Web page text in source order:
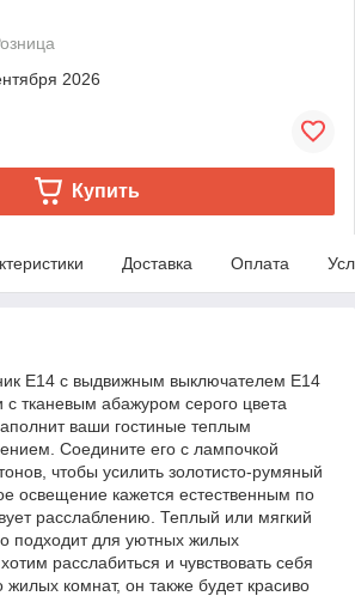
2026
Купить
Доставка Оплата
E14 с выдвижным выключателем E14
с тканевым абажуром серого цвета
ваши гостиные теплым
Соедините его с лампочкой
чтобы усилить золотисто-румяный
освещение кажется естественным по
расслаблению. Теплый или мягкий
подходит для уютных жилых
расслабиться и чувствовать себя
комнат, он также будет красиво